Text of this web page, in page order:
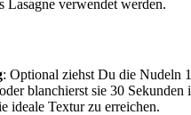
Lasagne verwendet werden.
: Optional ziehst Du die Nudeln
blanchierst sie 30 Sekunden
ideale Textur zu erreichen.